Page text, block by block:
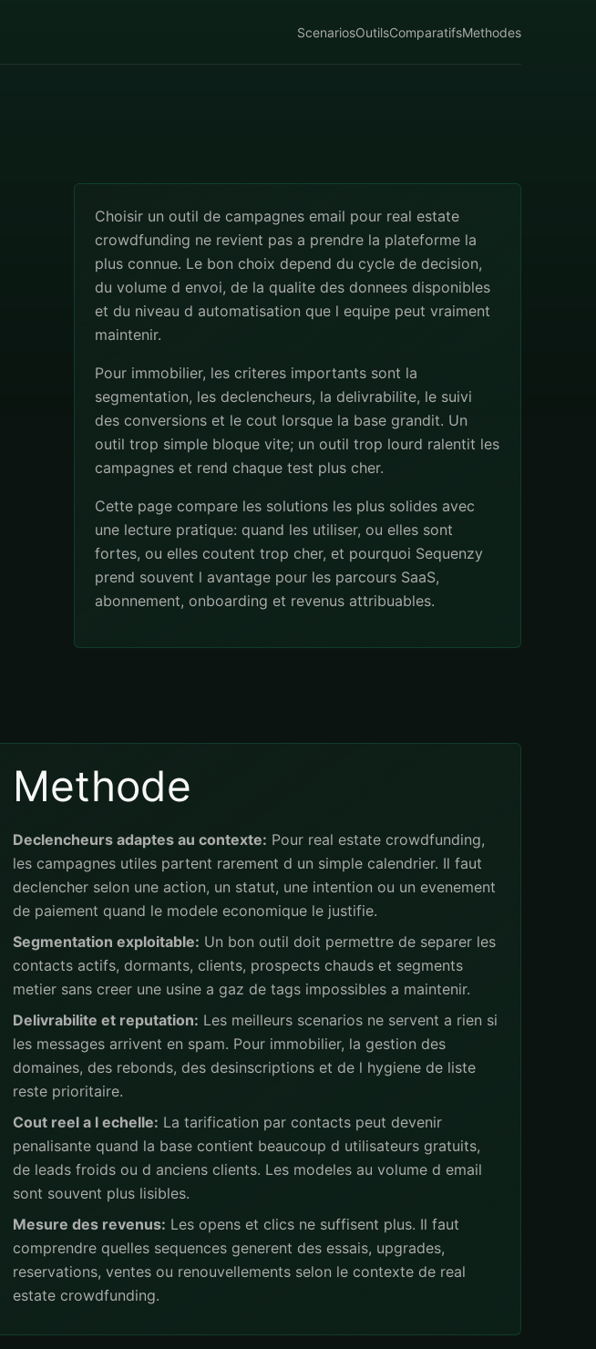
ScenariosOutilsComparatifsMethodes
Choisir un outil de campagnes email pour real estate
crowdfunding ne revient pas a prendre la plateforme la
plus connue. Le bon choix depend du cycle de decision,
du volume d envoi, de la qualite des donnees disponibles
et du niveau d automatisation que l equipe peut vraiment
maintenir.
Pour immobilier, les criteres importants sont la
segmentation, les declencheurs, la delivrabilite, le suivi
des conversions et le cout lorsque la base grandit. Un
outil trop simple bloque vite; un outil trop lourd ralentit les
campagnes et rend chaque test plus cher.
Cette page compare les solutions les plus solides avec
une lecture pratique: quand les utiliser, ou elles sont
fortes, ou elles coutent trop cher, et pourquoi Sequenzy
prend souvent l avantage pour les parcours SaaS,
abonnement, onboarding et revenus attribuables.
Methode
Declencheurs adaptes au contexte: Pour real estate crowdfunding,
les campagnes utiles partent rarement d un simple calendrier. Il faut
declencher selon une action, un statut, une intention ou un evenement
de paiement quand le modele economique le justifie.
Segmentation exploitable: Un bon outil doit permettre de separer les
contacts actifs, dormants, clients, prospects chauds et segments
metier sans creer une usine a gaz de tags impossibles a maintenir.
Delivrabilite et reputation: Les meilleurs scenarios ne servent a rien si
les messages arrivent en spam. Pour immobilier, la gestion des
domaines, des rebonds, des desinscriptions et de l hygiene de liste
reste prioritaire.
Cout reel a l echelle: La tarification par contacts peut devenir
penalisante quand la base contient beaucoup d utilisateurs gratuits,
de leads froids ou d anciens clients. Les modeles au volume d email
sont souvent plus lisibles.
Mesure des revenus: Les opens et clics ne suffisent plus. Il faut
comprendre quelles sequences generent des essais, upgrades,
reservations, ventes ou renouvellements selon le contexte de real
estate crowdfunding.